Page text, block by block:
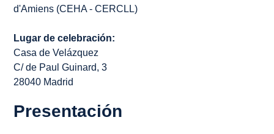
d'Amiens (CEHA - CERCLL)
Lugar de celebración:
Casa de Velázquez
C/ de Paul Guinard, 3
28040 Madrid
Presentación